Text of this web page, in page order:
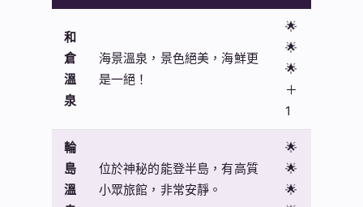
和
倉
溫
泉
海景溫泉，景色絕美，海鮮更
是一絕！
🌟
🌟
🌟
＋
1
輪
島
溫
位於神秘的能登半島，有高質
小眾旅館，非常安靜。
🌟
🌟
🌟